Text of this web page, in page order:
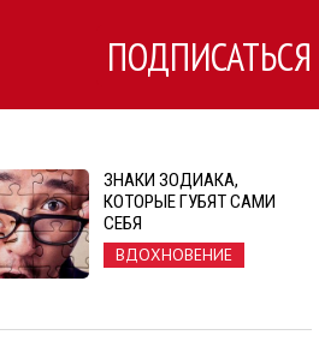
ПОДПИСАТЬСЯ
ЗНАКИ ЗОДИАКА,
КОТОРЫЕ ГУБЯТ САМИ
СЕБЯ
ВДОХНОВЕНИЕ